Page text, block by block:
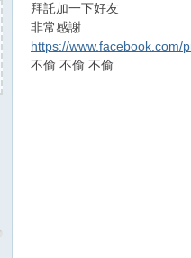
拜託加一下好友
非常感謝
https://www.facebook.com/
不偷 不偷 不偷